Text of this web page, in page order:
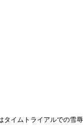
イムトライアルでの雪